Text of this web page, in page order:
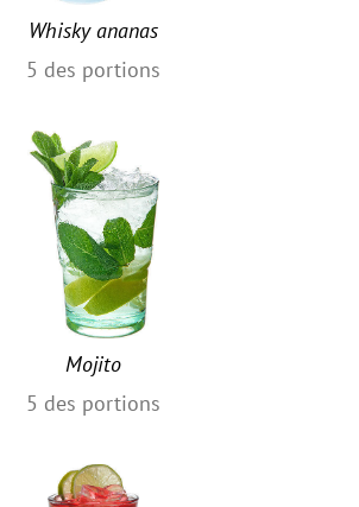
Whisky ananas
5 des portions
Mojito
5 des portions